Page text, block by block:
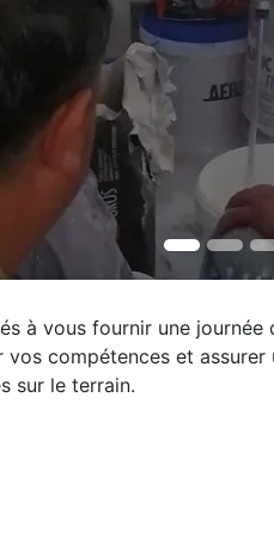
à vous fournir une
vos compétences et
sur le terrain.